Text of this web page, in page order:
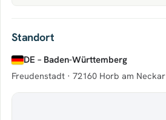
Standort
DE – Baden-Württemberg
Freudenstadt · 72160 Horb am Neckar